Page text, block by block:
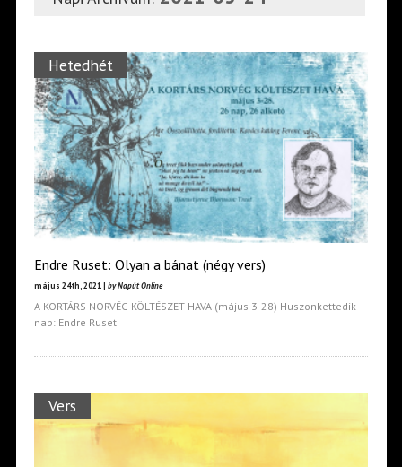
Hetedhét
Endre Ruset: Olyan a bánat (négy vers)
május 24th, 2021 | by Napút Online
A KORTÁRS NORVÉG KÖLTÉSZET HAVA (május 3-28) Huszonkettedik
nap: Endre Ruset
Vers